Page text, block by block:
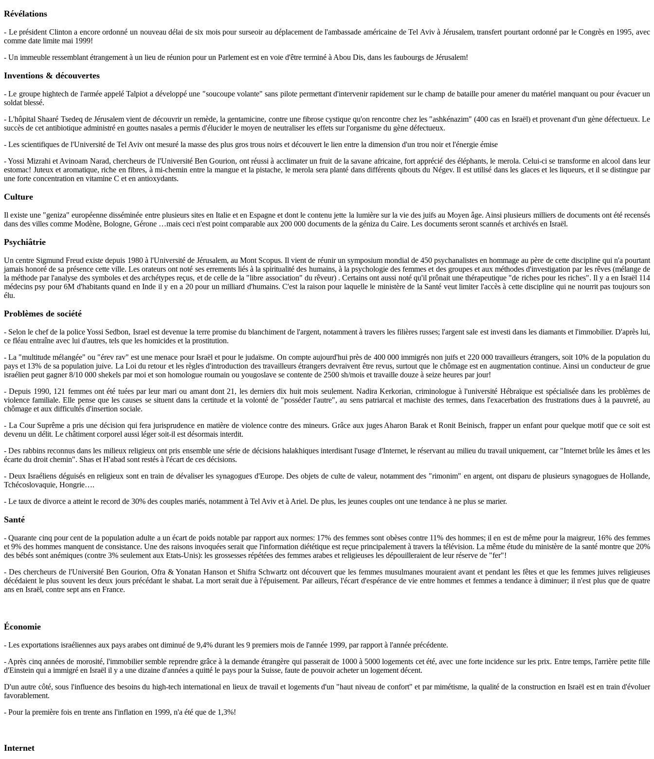
Révélations
- Le président Clinton a encore ordonné un nouveau délai de six mois pour surseoir au déplacement de l'ambassade américaine de Tel Aviv à Jérusalem, transfert pourtant ordonné par le Congrès en 1995, avec
comme date limite mai 1999!
- Un immeuble ressemblant étrangement à un lieu de réunion pour un Parlement est en voie d'être terminé à Abou Dis, dans les faubourgs de Jérusalem!
Inventions & découvertes
- Le groupe hightech de l'armée appelé Talpiot a développé une "soucoupe volante" sans pilote permettant d'intervenir rapidement sur le champ de bataille pour amener du matériel manquant ou pour évacuer un
soldat blessé.
- L'hôpital Shaaré Tsedeq de Jérusalem vient de découvrir un remède, la gentamicine, contre une fibrose cystique qu'on rencontre chez les "ashkénazim" (400 cas en Israël) et provenant d'un gène défectueux. Le
succès de cet antibiotique administré en gouttes nasales a permis d'élucider le moyen de neutraliser les effets sur l'organisme du gène défectueux.
- Les scientifiques de l'Université de Tel Aviv ont mesuré la masse des plus gros trous noirs et découvert le lien entre la dimension d'un trou noir et l'énergie émise
- Yossi Mizrahi et Avinoam Narad, chercheurs de l'Université Ben Gourion, ont réussi à acclimater un fruit de la savane africaine, fort apprécié des éléphants, le merola. Celui-ci se transforme en alcool dans leur
estomac! Juteux et aromatique, riche en fibres, à mi-chemin entre la mangue et la pistache, le merola sera planté dans différents qibouts du Négev. Il est utilisé dans les glaces et les liqueurs, et il se distingue par
une forte concentration en vitamine C et en antioxydants.
Culture
Il existe une "geniza" européenne disséminée entre plusieurs sites en Italie et en Espagne et dont le contenu jette la lumière sur la vie des juifs au Moyen âge. Ainsi plusieurs milliers de documents ont été recensés
dans des villes comme Modène, Bologne, Gérone …mais ceci n'est point comparable aux 200 000 documents de la géniza du Caire. Les documents seront scannés et archivés en Israël.
Psychiâtrie
Un centre Sigmund Freud existe depuis 1980 à l'Université de Jérusalem, au Mont Scopus. Il vient de réunir un symposium mondial de 450 psychanalistes en hommage au père de cette discipline qui n'a pourtant
jamais honoré de sa présence cette ville. Les orateurs ont noté ses errements liés à la spiritualité des humains, à la psychologie des femmes et des groupes et aux méthodes d'investigation par les rêves (mélange de
la méthode par l'analyse des symboles et des archétypes reçus, et de celle de la "libre association" du rêveur) . Certains ont aussi noté qu'il prônait une thérapeutique "de riches pour les riches". Il y a en Israël 114
médecins psy pour 6M d'habitants quand en Inde il y en a 20 pour un milliard d'humains. C'est la raison pour laquelle le ministère de la Santé veut limiter l'accès à cette discipline qui ne nourrit pas toujours son
élu.
Problèmes de société
- Selon le chef de la police Yossi Sedbon, Israel est devenue la terre promise du blanchiment de l'argent, notamment à travers les filières russes; l'argent sale est investi dans les diamants et l'immobilier. D'après lui,
ce fléau entraîne avec lui d'autres, tels que les homicides et la prostitution.
- La "multitude mélangée" ou "érev rav" est une menace pour Israël et pour le judaïsme. On compte aujourd'hui près de 400 000 immigrés non juifs et 220 000 travailleurs étrangers, soit 10% de la population du
pays et 13% de sa population juive. La Loi du retour et les règles d'introduction des travailleurs étrangers devraivent être revus, surtout que le chômage est en augmentation continue. Ainsi un conducteur de grue
israélien peut gagner 8/10 000 shekels par moi et son homologue roumain ou yougoslave se contente de 2500 sh/mois et travaille douze à seize heures par jour!
- Depuis 1990, 121 femmes ont été tuées par leur mari ou amant dont 21, les derniers dix huit mois seulement. Nadira Kerkorian, criminologue à l'université Hébraïque est spécialisée dans les problèmes de
violence familiale. Elle pense que les causes se situent dans la certitude et la volonté de "posséder l'autre", au sens patriarcal et machiste des termes, dans l'exacerbation des frustrations dues à la pauvreté, au
chômage et aux difficultés d'insertion sociale.
- La Cour Suprême a pris une décision qui fera jurisprudence en matière de violence contre des mineurs. Grâce aux juges Aharon Barak et Ronit Beinisch, frapper un enfant pour quelque motif que ce soit est
devenu un délit. Le châtiment corporel aussi léger soit-il est désormais interdit.
- Des rabbins reconnus dans les milieux religieux ont pris ensemble une série de décisions halakhiques interdisant l'usage d'Internet, le réservant au milieu du travail uniquement, car "Internet brûle les âmes et les
écarte du droit chemin". Shas et H'abad sont restés à l'écart de ces décisions.
- Deux Israéliens déguisés en religieux sont en train de dévaliser les synagogues d'Europe. Des objets de culte de valeur, notamment des "rimonim" en argent, ont disparu de plusieurs synagogues de Hollande,
Tchécoslovaquie, Hongrie….
- Le taux de divorce a atteint le record de 30% des couples mariés, notamment à Tel Aviv et à Ariel. De plus, les jeunes couples ont une tendance à ne plus se marier.
Santé
- Quarante cinq pour cent de la population adulte a un écart de poids notable par rapport aux normes: 17% des femmes sont obèses contre 11% des hommes; il en est de même pour la maigreur, 16% des femmes
et 9% des hommes manquent de consistance. Une des raisons invoquées serait que l'information diététique est reçue principalement à travers la télévision. La même étude du ministère de la santé montre que 20%
des bébés sont anémiques (contre 3% seulement aux Etats-Unis): les grossesses répétées des femmes arabes et religieuses les dépouilleraient de leur réserve de "fer"!
- Des chercheurs de l'Université Ben Gourion, Ofra & Yonatan Hanson et Shifra Schwartz ont découvert que les femmes musulmanes mouraient avant et pendant les fêtes et que les femmes juives religieuses
décédaient le plus souvent les deux jours précédant le shabat. La mort serait due à l'épuisement. Par ailleurs, l'écart d'espérance de vie entre hommes et femmes a tendance à diminuer; il n'est plus que de quatre
ans en Israël, contre sept ans en France.
Économie
- Les exportations israéliennes aux pays arabes ont diminué de 9,4% durant les 9 premiers mois de l'année 1999, par rapport à l'année précédente.
- Après cinq années de morosité, l'immobilier semble reprendre grâce à la demande étrangère qui passerait de 1000 à 5000 logements cet été, avec une forte incidence sur les prix. Entre temps, l'arrière petite fille
d'Einstein qui a immigré en Israël il y a une dizaine d'années a quitté le pays pour la Suisse, faute de pouvoir acheter un logement décent.
D'un autre côté, sous l'influence des besoins du high-tech international en lieux de travail et logements d'un "haut niveau de confort" et par mimétisme, la qualité de la construction en Israël est en train d'évoluer
favorablement.
- Pour la première fois en trente ans l'inflation en 1999, n'a été que de 1,3%!
Internet